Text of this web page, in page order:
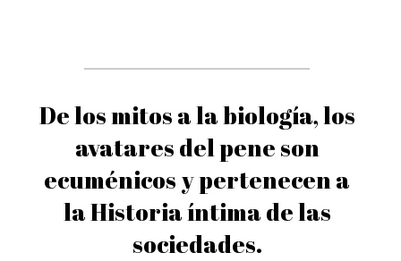
De los mitos a la biología, los
avatares del pene son
ecuménicos y pertenecen a
la Historia íntima de las
sociedades.